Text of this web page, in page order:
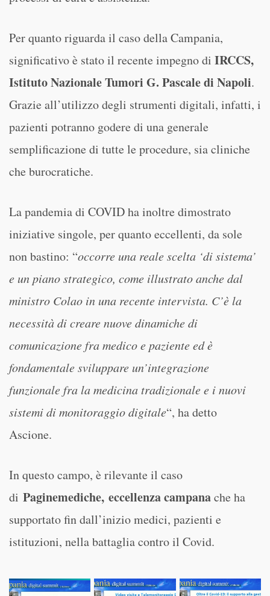
Per quanto riguarda il caso della Campania,
significativo è stato il recente impegno di IRCCS,
Istituto Nazionale Tumori G. Pascale di Napoli.
Grazie all’utilizzo degli strumenti digitali, infatti, i
pazienti potranno godere di una generale
semplificazione di tutte le procedure, sia cliniche
che burocratiche.
La pandemia di COVID ha inoltre dimostrato
iniziative singole, per quanto eccellenti, da sole
non bastino: “occorre una reale scelta ‘di sistema’
e un piano strategico, come illustrato anche dal
ministro Colao in una recente intervista. C’è la
necessità di creare nuove dinamiche di
comunicazione fra medico e paziente ed è
fondamentale sviluppare un’integrazione
funzionale fra la medicina tradizionale e i nuovi
sistemi di monitoraggio digitale“, ha detto
Ascione.
In questo campo, è rilevante il caso
di Paginemediche, eccellenza campanache ha
supportato fin dall’inizio medici, pazienti e
istituzioni, nella battaglia contro il Covid.